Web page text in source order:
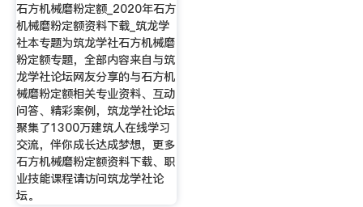
石方机械磨粉定额_2020年石方
机械磨粉定额资料下载_筑龙学
社本专题为筑龙学社石方机械磨
粉定额专题，全部内容来自与筑
龙学社论坛网友分享的与石方机
械磨粉定额相关专业资料、互动
问答、精彩案例，筑龙学社论坛
聚集了1300万建筑人在线学习
交流，伴你成长达成梦想，更多
石方机械磨粉定额资料下载、职
业技能课程请访问筑龙学社论
坛。